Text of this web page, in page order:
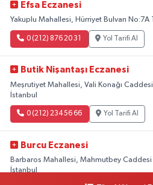
Efsa Eczanesi
Yakuplu Mahallesi, Hürriyet Bulvarı No:7A
0 (212) 876 20 31 Yol Tarifi Al
Butik Nişantaşı Eczanesi
Meşrutiyet Mahallesi, Vali Konağı Caddesi
İstanbul
0 (212) 234 56 66 Yol Tarifi Al
Burcu Eczanesi
Barbaros Mahallesi, Mahmutbey
İstanbul